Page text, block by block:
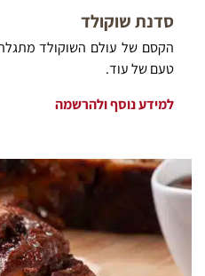
סדנת שוקולד
הקסם של עולם השוקולד
טעם של עוד.
למידע נוסף ולהרשמה